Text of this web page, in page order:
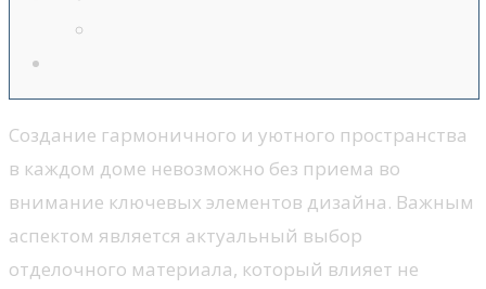
Создание гармоничного и уютного пространства
в каждом доме невозможно без приема во
внимание ключевых элементов дизайна. Важным
аспектом является актуальный выбор
отделочного материала, который влияет не